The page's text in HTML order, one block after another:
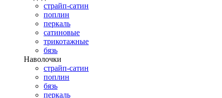
страйп-сатин
поплин
перкаль
сатиновые
трикотажные
бязь
Наволочки
страйп-сатин
поплин
бязь
перкаль